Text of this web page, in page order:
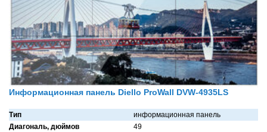
Информационная панель Diello ProWall DVW-4935LS
Тип
информационная панель
Диагональ, дюймов
49